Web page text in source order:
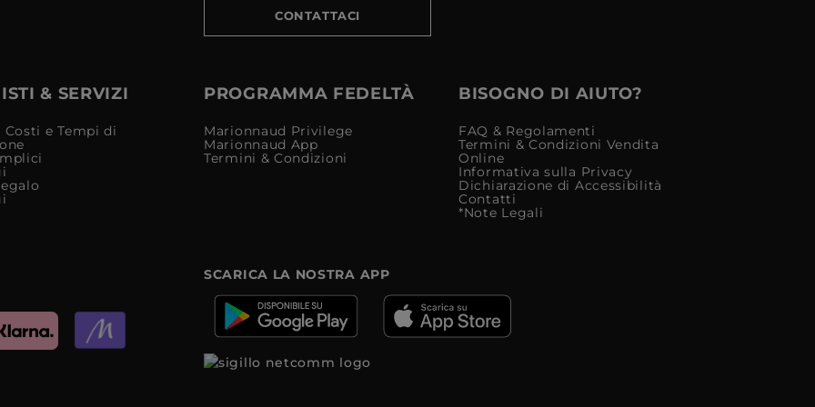
CONTATTACI
& SERVIZI
Costi e Tempi di
PROGRAMMA FEDELTÀ
Marionnaud Privilege
Marionnaud App
Termini & Condizioni
BISOGNO DI AIUTO?
FAQ & Regolamenti
Termini & Condizioni Vendita
Online
Informativa sulla Privacy
Dichiarazione di Accessibilità
Contatti
*Note Legali
SCARICA LA NOSTRA APP